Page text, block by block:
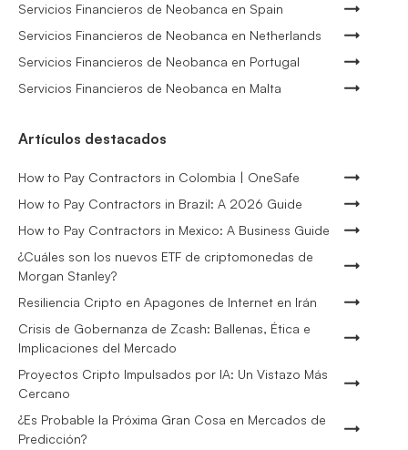
Servicios Financieros de Neobanca en Spain
Servicios Financieros de Neobanca en Netherlands
Servicios Financieros de Neobanca en Portugal
Servicios Financieros de Neobanca en Malta
Artículos destacados
How to Pay Contractors in Colombia | OneSafe
How to Pay Contractors in Brazil: A 2026 Guide
How to Pay Contractors in Mexico: A Business Guide
¿Cuáles son los nuevos ETF de criptomonedas de
Morgan Stanley?
Resiliencia Cripto en Apagones de Internet en Irán
Crisis de Gobernanza de Zcash: Ballenas, Ética e
Implicaciones del Mercado
Proyectos Cripto Impulsados por IA: Un Vistazo Más
Cercano
¿Es Probable la Próxima Gran Cosa en Mercados de
Predicción?